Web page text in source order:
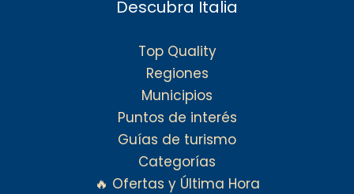
Descubra Italia
Top Quality
Regiones
Municipios
Puntos de interés
Guías de turismo
Categorías
🔥 Ofertas y Última Hora